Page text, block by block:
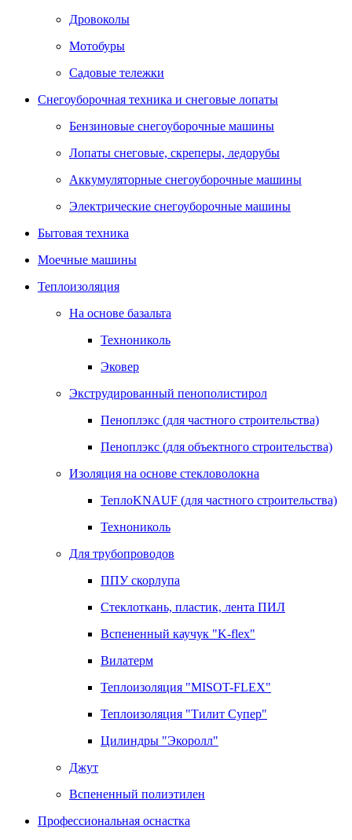
Дровоколы
Мотобуры
Садовые тележки
Снегоуборочная техника и снеговые лопаты
Бензиновые снегоуборочные машины
Лопаты снеговые, скреперы, ледорубы
Аккумуляторные снегоуборочные машины
Электрические снегоуборочные машины
Бытовая техника
Моечные машины
Теплоизоляция
На основе базальта
Технониколь
Эковер
Экструдированный пенополистирол
Пеноплэкс (для частного строительства)
Пеноплэкс (для объектного строительства)
Изоляция на основе стекловолокна
ТеплоKNAUF (для частного строительства)
Технониколь
Для трубопроводов
ППУ скорлупа
Стеклоткань, пластик, лента ПИЛ
Вспененный каучук "K-flex"
Вилатерм
Теплоизоляция "MISOT-FLEX"
Теплоизоляция "Тилит Супер"
Цилиндры "Экоролл"
Джут
Вспененный полиэтилен
Профессиональная оснастка